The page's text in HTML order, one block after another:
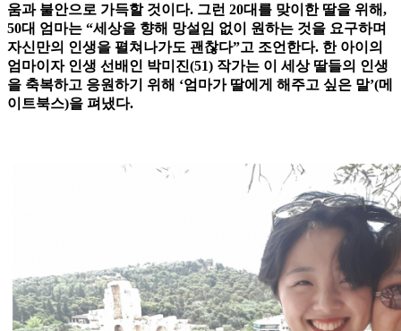
움과 불안으로 가득할 것이다. 그런 20대를 맞이한 딸을 위해,
50대 엄마는 “세상을 향해 망설임 없이 원하는 것을 요구하며
자신만의 인생을 펼쳐나가도 괜찮다”고 조언한다. 한 아이의
엄마이자 인생 선배인 박미진(51) 작가는 이 세상 딸들의 인생
을 축복하고 응원하기 위해 ‘엄마가 딸에게 해주고 싶은 말’(메
이트북스)을 펴냈다.